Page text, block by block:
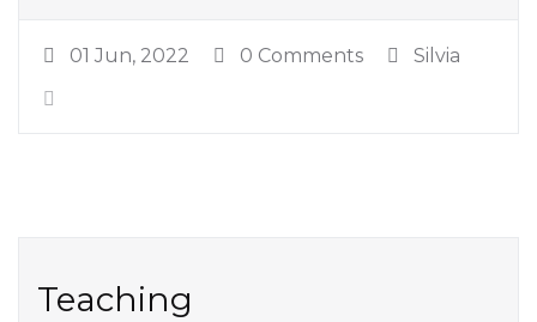
01 Jun, 2022 0 Comments Silvia
Teaching